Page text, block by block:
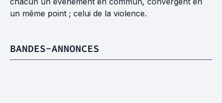
un même point ; celui de la violence.
BANDES-ANNONCES